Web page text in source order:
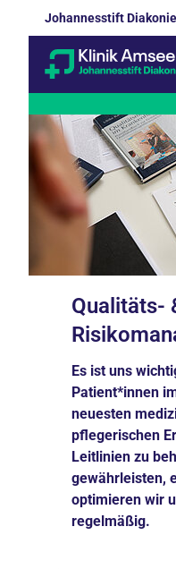
Johannesstift Diakonie
Qualitäts-
Es ist uns
Patient*innen
neuesten
pflegerischen
Leitlinien zu
gewährleisten,
optimieren wir
regelmäßig.